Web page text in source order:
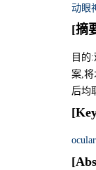
动眼
[摘
目的
案,将
后均